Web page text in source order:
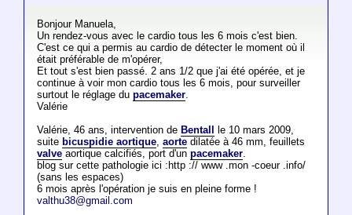
Bonjour Manuela,
Un rendez-vous avec le cardio tous les 6 mois c'est bien.
C'est ce qui a permis au cardio de détecter le moment où il
était préférable de m'opérer,
Et tout s'est bien passé. 2 ans 1/2 que j'ai été opérée, et je
continue à voir mon cardio tous les 6 mois, pour surveiller
surtout le réglage du pacemaker.
Valérie
Valérie, 46 ans, intervention de Bentall
le 10 mars 2009,
suite bicuspidie aortique, aortedilatée à 46 mm, feuillets
valveaortique calcifiés, port d'un pacemaker.
blog sur cette pathologie ici :http :// www .mon -coeur .info/
(sans les espaces)
6 mois après l'opération je suis en pleine forme !
valthu38@gmail.com